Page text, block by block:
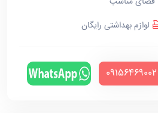
لوازم بهداشتی رایگان
‪09156469002‬